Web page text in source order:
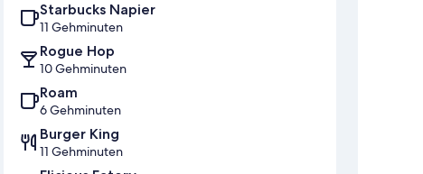
Starbucks Napier
11 Gehminuten
Rogue Hop
10 Gehminuten
Roam
6 Gehminuten
Burger King
11 Gehminuten